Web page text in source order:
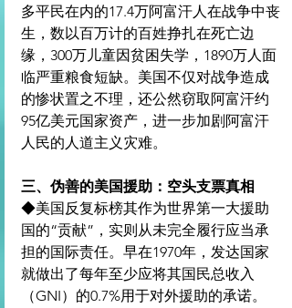
多平民在内的17.4万阿富汗人在战争中丧
生，数以百万计的百姓挣扎在死亡边
缘，300万儿童因贫困失学，1890万人面
临严重粮食短缺。美国不仅对战争造成
的惨状置之不理，还公然窃取阿富汗约
95亿美元国家资产，进一步加剧阿富汗
人民的人道主义灾难。
三、伪善的美国援助：空头支票真相
◆美国反复标榜其作为世界第一大援助
国的“贡献”，实则从未完全履行应当承
担的国际责任。早在1970年，发达国家
就做出了每年至少应将其国民总收入
（GNI）的0.7%用于对外援助的承诺。